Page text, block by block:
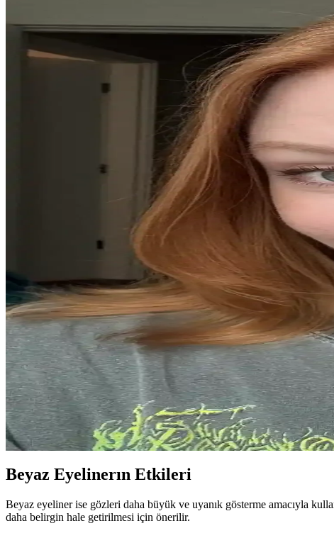
Güncel Eyeliner Trendleri ve Popüler Ürünlerin Göz
Eyeliner trendleri, yoğun çizgilerden uzaklaşıp doğal ve yumuşak
yaratıyor.
Göz İç Kısmı ve Su Hattı Makyajının Alt Kirpiklere
Su hattı ve tightline makyajında alt kirpiklere bulaşmayı önlemek için
Küçük Gözler İçin Etkili Göz Makyajı Teknikleri ve Stil
Küçük gözlere uygun makyaj teknikleri, beyaz tonlar, eyeliner
Lacivert Elbise İçin Uyumlu Göz Makyajı Renkleri ve
Lacivert elbiseler için göz makyajında yumuşak beyaz altın, taupe, lila
Göz Makyajında Siyah ve Beyaz Eyeliner Seçimi: Stil
Siyah ve beyaz eyeliner, göz makyajında farklı etkiler yaratır. Siyah
Kahverengi Gözlerde Mavi Eyeliner ile Kusursuz
Mavi eyeliner kullanımı kahverengi gözlerde dikkat çekici bir görünüm
Gece Şıklığını Tamamlayan Göz Makyajı Teknikleri
Göz makyajı, gece şıklığını artıran temel detaydır. Koyu renkler,
Yeni İş İçin Doğal ve Uyumlu Makyaj ile Etkili Cilt
Yeni işe başlarken hafif ve doğal makyaj ile nazik cilt bakımı ürünleri
Beyaz Eyelinerın Etkileri
Beyaz eyeliner ise gözleri daha büyük ve uyanık gösterme amacıyla
daha belirgin hale getirilmesi için önerilir.